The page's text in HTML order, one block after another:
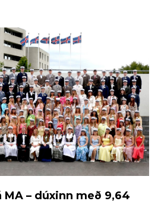
MA – dúxinn með 9,64